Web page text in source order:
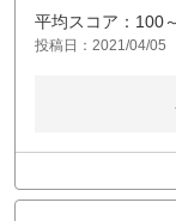
無い為、前の組とコ
等があればうちこみ
め込んでないので、
平均スコア：100
投稿日：2021/04/05